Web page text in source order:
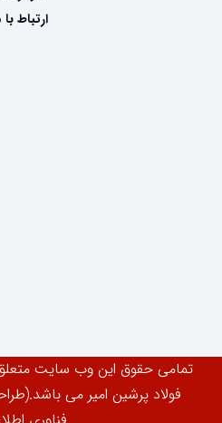
ارتباط با
تمامی حقوق این وب سایت
فولاد پرشین امیر می